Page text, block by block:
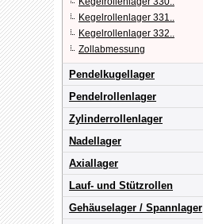
Kegelrollenlager 331..
Kegelrollenlager 332..
Zollabmessung
Pendelkugellager
Pendelrollenlager
Zylinderrollenlager
Nadellager
Axiallager
Lauf- und Stützrollen
Gehäuselager / Spannlager